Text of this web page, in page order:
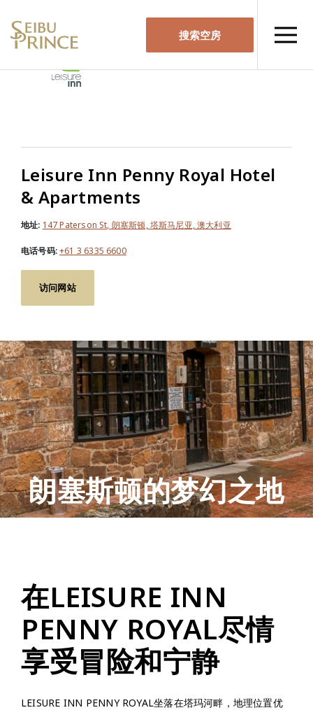
搜索空房
Leisure Inn Penny Royal Hotel
& Apartments
地址: 147 Paterson St, 朗塞斯顿, 塔斯马尼亚, 澳大利亚
电话号码:+61 3 6335 6600
访问网站
朗塞斯顿的梦幻之地
在LEISURE INN
PENNY ROYAL尽情
享受冒险和宁静
LEISURE INN PENNY ROYAL坐落在塔玛河畔，地理位置优